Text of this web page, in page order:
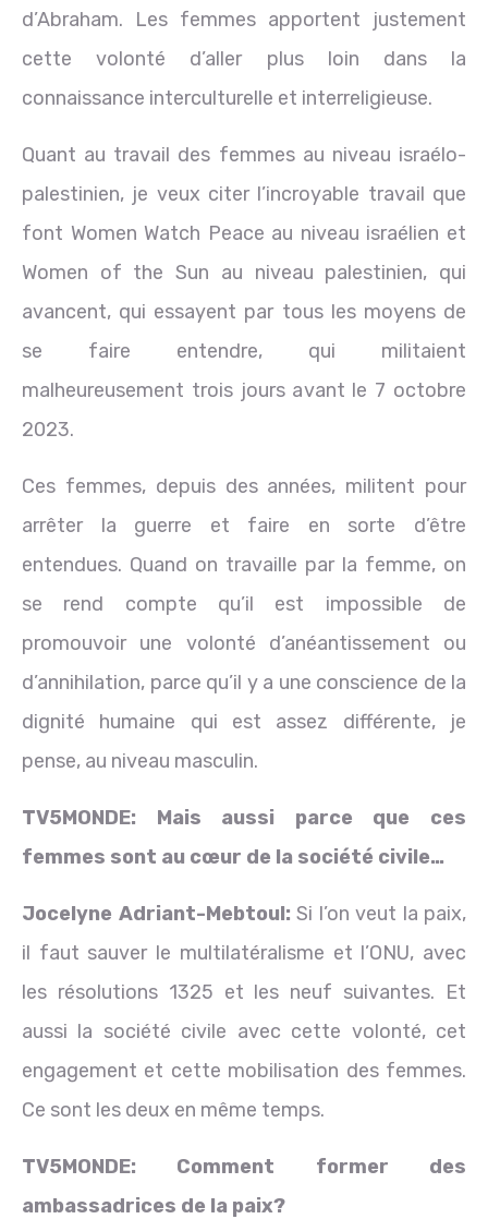
d’Abraham. Les femmes apportent justement
cette volonté d’aller plus loin dans la
connaissance interculturelle et interreligieuse.
Quant au travail des femmes au niveau israélo-
palestinien, je veux citer l’incroyable travail que
font Women Watch Peace au niveau israélien et
Women of the Sun au niveau palestinien, qui
avancent, qui essayent par tous les moyens de
se faire entendre, qui militaient
malheureusement trois jours avant le 7 octobre
2023.
Ces femmes, depuis des années, militent pour
arrêter la guerre et faire en sorte d’être
entendues. Quand on travaille par la femme, on
se rend compte qu’il est impossible de
promouvoir une volonté d’anéantissement ou
d’annihilation, parce qu’il y a une conscience de la
dignité humaine qui est assez différente, je
pense, au niveau masculin.
TV5MONDE: Mais aussi parce que ces
femmes sont au cœur de la société civile…
Jocelyne Adriant-Mebtoul: Si l’on veut la paix,
il faut sauver le multilatéralisme et l’ONU, avec
les résolutions 1325 et les neuf suivantes. Et
aussi la société civile avec cette volonté, cet
engagement et cette mobilisation des femmes.
Ce sont les deux en même temps.
TV5MONDE: Comment former des
ambassadrices de la paix?